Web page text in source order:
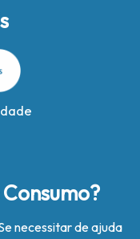
necessitar de ajuda